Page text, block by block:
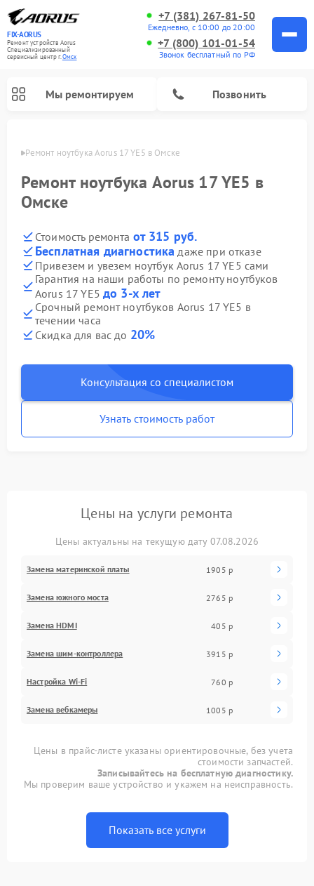
FIX-AORUS
Ремонт устройств Aorus
Специализированный
cервисный центр г.Омск
+7 (381) 267-81-50
Ежедневно, с 10:00 до 20:00
+7 (800) 101-01-54
Звонок бесплатный по РФ
Мы ремонтируем Позвонить
Ремонт ноутбука Aorus 17 YE5 в Омске
Ремонт ноутбука Aorus 17 YE5 в
Омске
Стоимость ремонта от 315 руб.
Бесплатная диагностика даже при отказе
Привезем и увезем ноутбук Aorus 17 YE5 сами
Гарантия на наши работы по ремонту ноутбуков
Aorus 17 YE5 до 3-х лет
Срочный ремонт ноутбуков Aorus 17 YE5 в
течении часа
Скидка для вас до 20%
Консультация со специалистом
Узнать стоимость работ
Цены на услуги ремонта
Цены актуальны на текущую дату 07.08.2026
Замена материнской платы 1905 р
Замена южного моста 2765 р
Замена HDMI 405 р
Замена шим-контроллера 3915 р
Настройка Wi-Fi 760 р
Замена вебкамеры 1005 р
Цены в прайс-листе указаны ориентировочные, без учета
стоимости запчастей.
Записывайтесь на бесплатную диагностику.
Мы проверим ваше устройство и укажем на неисправность.
Показать все услуги